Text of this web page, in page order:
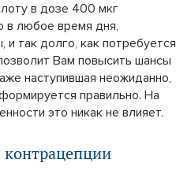
в дозе 400 мкг
в любое время дня,
так долго, как потребуется
Вам повысить шансы
наступившая неожиданно,
правильно. На
это никак не влияет.